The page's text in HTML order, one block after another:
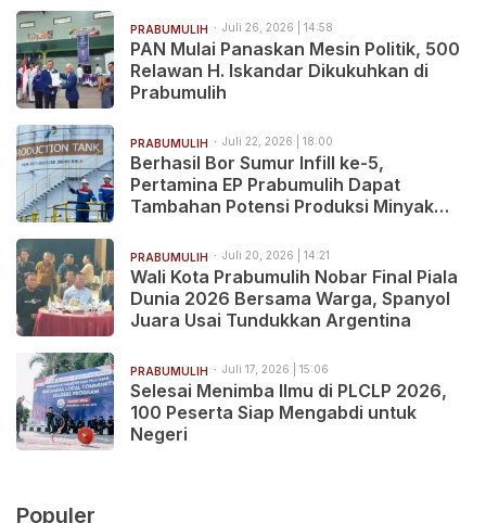
PRABUMULIH Juli 26, 2026 | 14:58
PAN Mulai Panaskan Mesin Politik, 500
Relawan H. Iskandar Dikukuhkan di
Prabumulih
PRABUMULIH Juli 22, 2026 | 18:00
Berhasil Bor Sumur Infill ke-5,
Pertamina EP Prabumulih Dapat
Tambahan Potensi Produksi Minyak
PRABUMULIH Juli 20, 2026 | 14:21
Wali Kota Prabumulih Nobar Final Piala
Dunia 2026 Bersama Warga, Spanyol
Juara Usai Tundukkan Argentina
PRABUMULIH Juli 17, 2026 | 15:06
Selesai Menimba Ilmu di PLCLP 2026,
100 Peserta Siap Mengabdi untuk
Negeri
Populer